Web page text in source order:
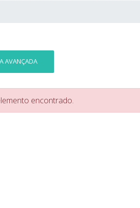
AVANÇADA
encontrado.